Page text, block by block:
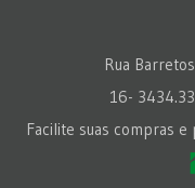
Rua
16-
Facilite suas compras e